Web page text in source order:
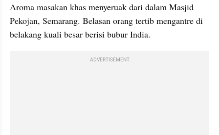
Aroma masakan khas menyeruak dari dalam Masjid
Pekojan, Semarang. Belasan orang tertib mengantre di
belakang kuali besar berisi bubur India.
ADVERTISEMENT